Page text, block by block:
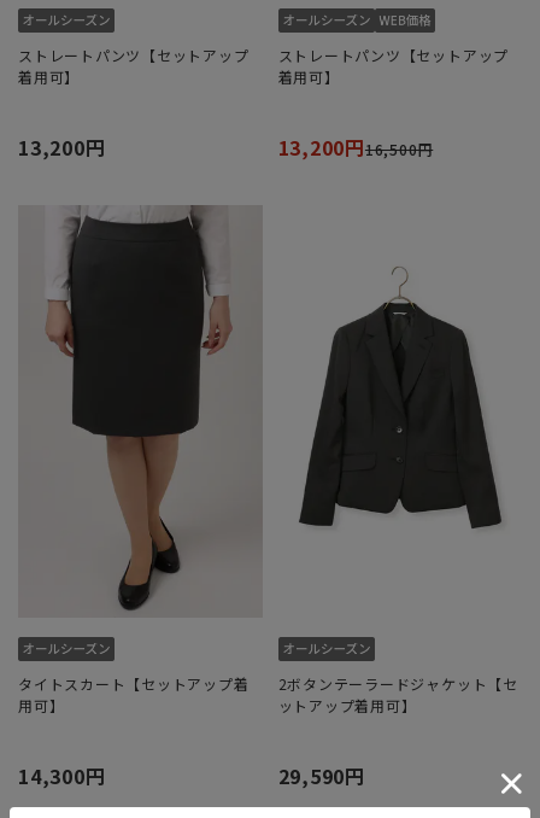
ストレートパンツ【セットアップ
着用可】
13,200円
ストレートパンツ【セットアップ
着用可】
13,200円16,500円
タイトスカート【セットアップ着
用可】
14,300円
2ボタンテーラードジャケット【セ
ットアップ着用可】
29,590円